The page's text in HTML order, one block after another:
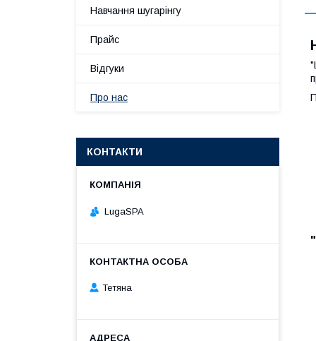
Навчання шугарінгу
Прайс
Відгуки
Про нас
КОНТАКТИ
LugaSPA
Тетяна